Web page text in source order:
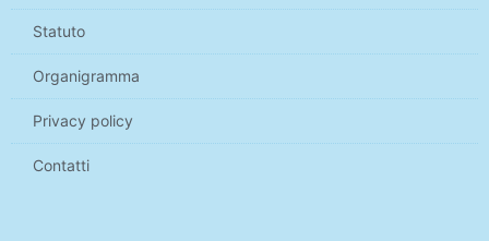
Statuto
Organigramma
Privacy policy
Contatti